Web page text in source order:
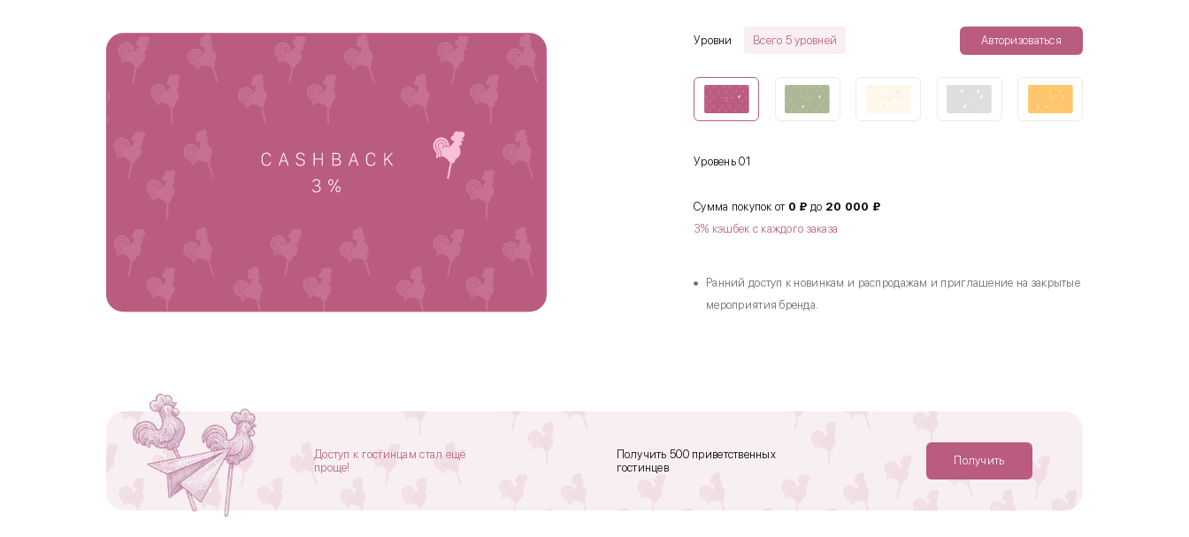
Уровни Всего 5 уровней Авторизоваться
Уровень 01
Сумма покупок от 0 ₽ до 20 000 ₽
3% кэшбек с каждого заказа
Ранний доступ к новинкам и распродажам и приглашение на закрытые
мероприятия бренда.
Доступ к гостинцам стал ещё
проще!
Получить 500 приветственных
гостинцев
Получить